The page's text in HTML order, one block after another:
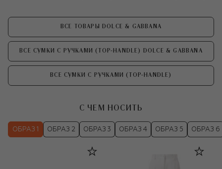
ВСЕ ТОВАРЫ DOLCE & GABBANA
ВСЕ СУМКИ С РУЧКАМИ (TOP-HANDLE) DOLCE & GABBANA
ВСЕ СУМКИ С РУЧКАМИ (TOP-HANDLE)
С ЧЕМ НОСИТЬ
ОБРАЗ 1 ОБРАЗ 2 ОБРАЗ 3 ОБРАЗ 4 ОБРАЗ 5 ОБРАЗ 6